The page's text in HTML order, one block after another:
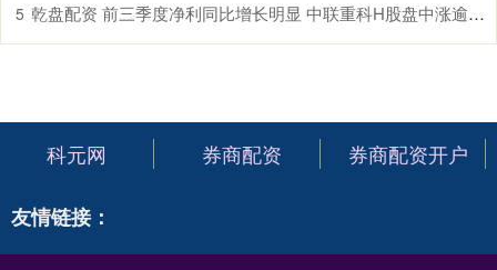
5 乾盘配资 前三季度净利同比增长明显 中联重科H股盘中涨逾5%
科元网 券商配资 券商配资开户
友情链接：